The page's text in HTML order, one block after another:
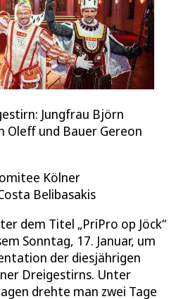
Jungfrau Björn
Oleff und Bauer Gereon
Kölner
Belibasakis
dem Titel „PriPro op Jöck“
Sonntag, 17. Januar, um
der diesjährigen
Dreigestirns. Unter
drehte man zwei Tage